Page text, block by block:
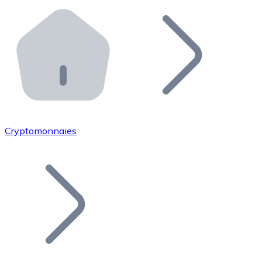
Distributeurs automatiques Bitnovo
Intégrez un ATM Bitnovo dans votre entreprise et
API Bitnovo
Intégrez notre API dans votre écosystème.
Rejoignez notre réseau de distributeurs et
Ajoutez le token de votre projet à notre service
Cryptomonnaies